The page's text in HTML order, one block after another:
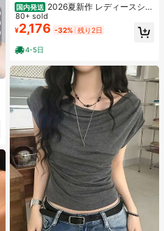
国内発送 2026夏新作 レディースシャ
ツ 日系ナチュラルスタイル ロースタ
ンドカラー フリルデザイン 半袖トッ
プス 上品フェミニンゆったりシルエ
ット通気性抜群 薄手軽量 肌触り柔ら
か 体型カバー着痩せ効果 カジュアル
オフィスカジュアル
80+ sold
¥2,176 -32% 残り2日
4-5日